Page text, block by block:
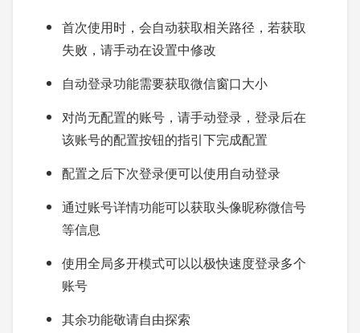
首次使用时，会自动获取相关路径，若获取
失败，请手动在设置中修改
自动登录功能需要获取微信窗口大小
对尚无配置的账号，请手动登录，登录后在
该账号的配置按钮的指引下完成配置
配置之后下次登录便可以使用自动登录
通过账号详情功能可以获取头像昵称微信号
等信息
使用全局多开模式可以以极快速度登录多个
账号
其余功能敬请自由探索